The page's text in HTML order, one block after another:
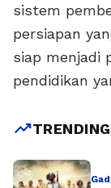
sistem
persiapan
siap menjadi
pendidikan
trending_up